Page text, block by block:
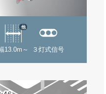
13.0m～
他
３灯式信号